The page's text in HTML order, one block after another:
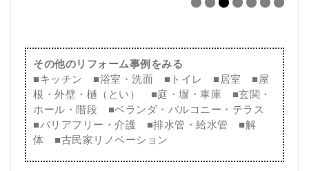
その他のリフォーム事例をみる
■キッチン ■浴室・洗面 ■ トイレ ■ 居室 ■屋
根・外壁・樋（とい）
■庭・塀・車庫 ■玄関・
ホール・階段 ■ベランダ・バルコニー・テラス
■バリアフリー・介護 ■排水管・給水管 ■解
体 ■古民家リノベーション